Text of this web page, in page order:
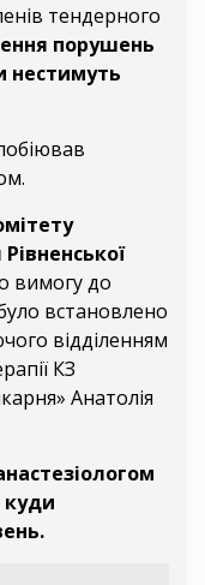
тендерного
порушень
нестимуть
вимогу до
встановлено
відділенням
КЗ
Анатолія
куди